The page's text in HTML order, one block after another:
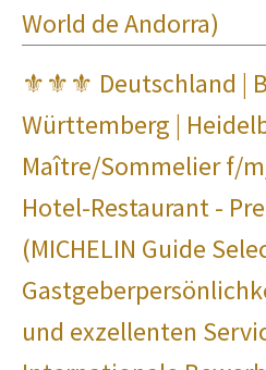
World de Andorra)
⚜⚜⚜ Deutschland |
Württemberg |
Maître/Sommelier f/
Hotel-Restaurant -
(MICHELIN Guide
und exzellenten